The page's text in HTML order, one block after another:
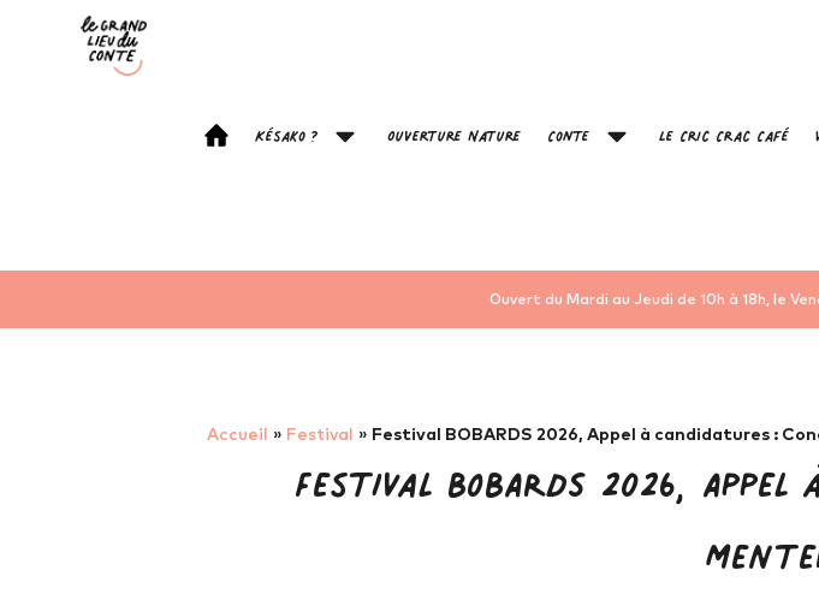
Késako ? Ouverture Nature Conte Le Cric Crac Café
Ouvert du Mardi au Jeudi de 10h à 18h, le
Accueil » Festival » Festival BOBARDS 2026, Appel à candidatures :
Festival BOBARDS 2026,